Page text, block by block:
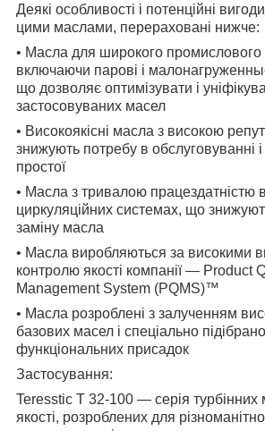
Деякі особливості і потенційні
цими маслами, перераховані нижче:
• Масла для широкого промислового
включаючи парові і
що дозволяє оптимізувати і
застосовуваних масел
• Високоякісні масла з високою
знижують потребу в обслуговуванні
простої
• Масла з тривалою працездатністю в
циркуляційних системах, що
заміну масла
• Масла виробляються за високими
контролю якості компанії ― Product
Management System (PQMS)™
• Масла розроблені з залученням
базових масел і спеціально
функціональних присадок
Застосування:
Teresstic T 32-100 ― серія турбінних
якості, розроблених для